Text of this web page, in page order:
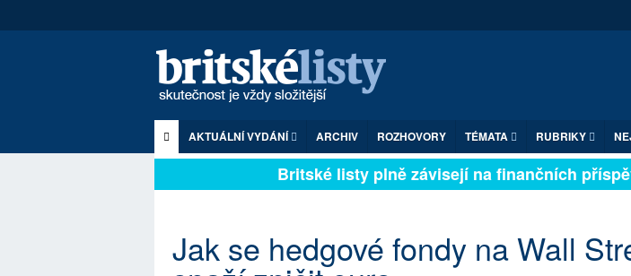
AKTUÁLNÍ VYDÁNÍ ARCHIV ROZHOVORY TÉMATA RUBRIKY
Britské listy plně závisejí na finančních
Jak se hedgové fondy na Wall